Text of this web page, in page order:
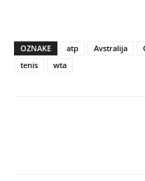
OZNAKE atp Avstralija
tenis
wta